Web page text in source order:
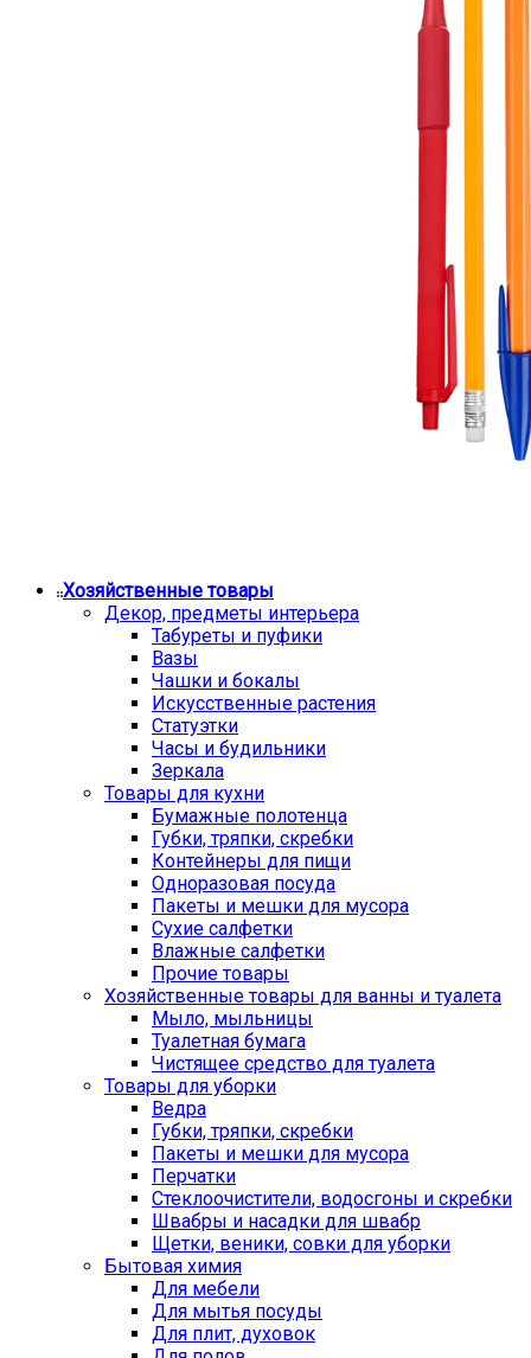
Хозяйственные товары
Декор, предметы интерьера
Табуреты и пуфики
Вазы
Чашки и бокалы
Искусственные растения
Статуэтки
Часы и будильники
Зеркала
Товары для кухни
Бумажные полотенца
Губки, тряпки, скребки
Контейнеры для пищи
Одноразовая посуда
Пакеты и мешки для мусора
Сухие салфетки
Влажные салфетки
Прочие товары
Хозяйственные товары для ванны и туалета
Мыло, мыльницы
Туалетная бумага
Чистящее средство для туалета
Товары для уборки
Ведра
Губки, тряпки, скребки
Пакеты и мешки для мусора
Перчатки
Стеклоочистители, водосгоны и скребки
Швабры и насадки для швабр
Щетки, веники, совки для уборки
Бытовая химия
Для мебели
Для мытья посуды
Для плит, духовок